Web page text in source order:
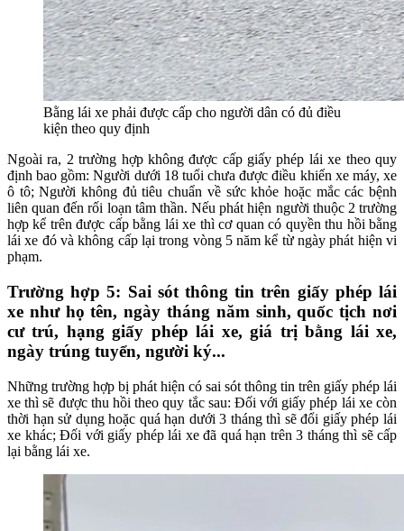
Bằng lái xe phải được cấp cho người dân có đủ điều
kiện theo quy định
Ngoài ra, 2 trường hợp không được cấp giấy phép lái xe theo quy
định bao gồm: Người dưới 18 tuổi chưa được điều khiển xe máy, xe
ô tô; Người không đủ tiêu chuẩn về sức khỏe hoặc mắc các bệnh
liên quan đến rối loạn tâm thần. Nếu phát hiện người thuộc 2 trường
hợp kể trên được cấp bằng lái xe thì cơ quan có quyền thu hồi bằng
lái xe đó và không cấp lại trong vòng 5 năm kể từ ngày phát hiện vi
phạm.
Trường hợp 5: Sai sót thông tin trên giấy phép lái
xe như họ tên, ngày tháng năm sinh, quốc tịch nơi
cư trú, hạng giấy phép lái xe, giá trị bằng lái xe,
ngày trúng tuyển, người ký...
Những trường hợp bị phát hiện có sai sót thông tin trên giấy phép lái
xe thì sẽ được thu hồi theo quy tắc sau: Đối với giấy phép lái xe còn
thời hạn sử dụng hoặc quá hạn dưới 3 tháng thì sẽ đổi giấy phép lái
xe khác; Đối với giấy phép lái xe đã quá hạn trên 3 tháng thì sẽ cấp
lại bằng lái xe.